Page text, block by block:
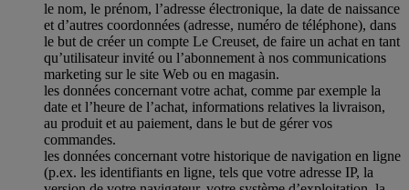
le nom, le prénom, l’adresse électronique, la date de naissance
et d’autres coordonnées (adresse, numéro de téléphone), dans
le but de créer un compte Le Creuset, de faire un achat en tant
qu’utilisateur invité ou l’abonnement à nos communications
marketing sur le site Web ou en magasin.
les données concernant votre achat, comme par exemple la
date et l’heure de l’achat, informations relatives la livraison,
au produit et au paiement, dans le but de gérer vos
commandes.
les données concernant votre historique de navigation en ligne
(p.ex. les identifiants en ligne, tels que votre adresse IP, la